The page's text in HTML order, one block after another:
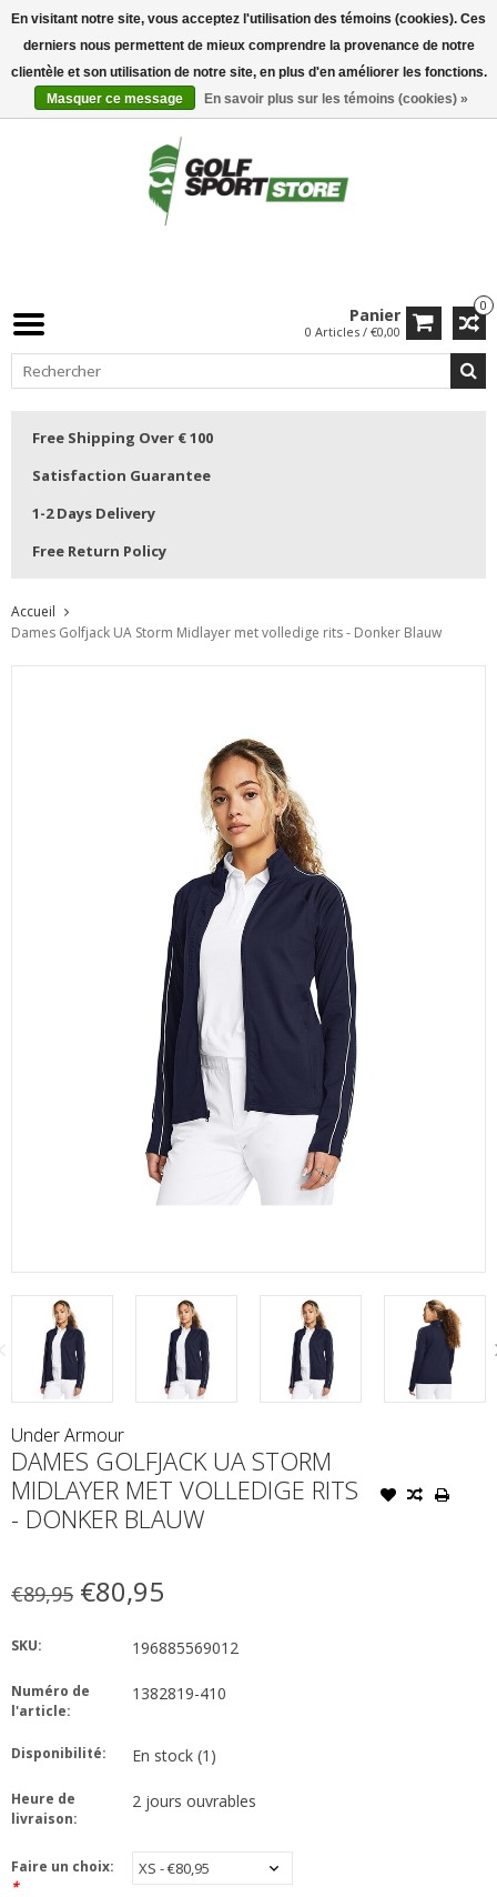
0
Panier
0 Articles / €0,00
Free Shipping Over € 100
Satisfaction Guarantee
1-2 Days Delivery
Free Return Policy
Accueil
Dames Golfjack UA Storm Midlayer met volledige rits - Donker Blauw
Under Armour
DAMES GOLFJACK UA STORM
MIDLAYER MET VOLLEDIGE RITS
- DONKER BLAUW
€89,95 €80,95
SKU: 196885569012
Numéro de
l'article:
1382819-410
Disponibilité: En stock (1)
Heure de
livraison:
2 jours ouvrables
Faire un choix:
*
En visitant notre site, vous acceptez l'utilisation des témoins (cookies). Ces
derniers nous permettent de mieux comprendre la provenance de notre
clientèle et son utilisation de notre site, en plus d'en améliorer les fonctions.
Masquer ce message
En savoir plus sur les témoins (cookies) »